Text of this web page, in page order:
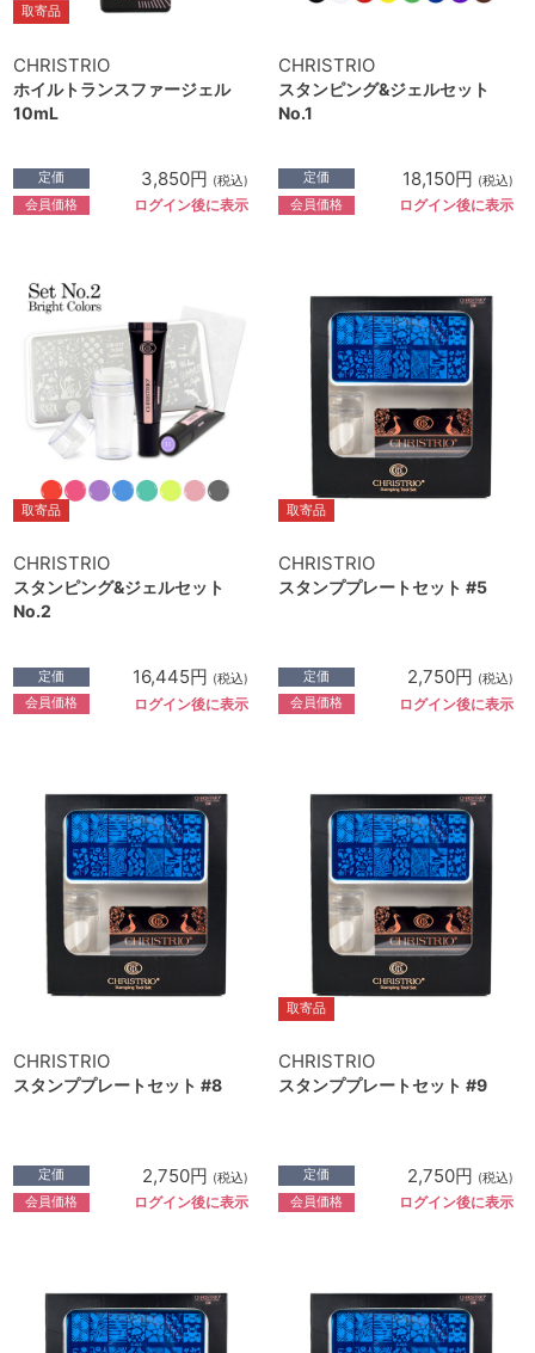
取寄品
CHRISTRIO
ホイルトランスファージェル
10mL
定価 3,850円 (税込)
会員価格 ログイン後に表示
CHRISTRIO
スタンピング&ジェルセット
No.1
定価 18,150円 (税込)
会員価格 ログイン後に表示
取寄品
CHRISTRIO
スタンピング&ジェルセット
No.2
定価 16,445円 (税込)
会員価格 ログイン後に表示
取寄品
CHRISTRIO
スタンププレートセット #5
定価 2,750円 (税込)
会員価格 ログイン後に表示
CHRISTRIO
スタンププレートセット #8
定価 2,750円 (税込)
会員価格 ログイン後に表示
取寄品
CHRISTRIO
スタンププレートセット #9
定価 2,750円 (税込)
会員価格 ログイン後に表示